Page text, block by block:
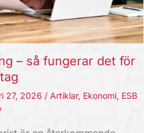
– så fungerar det för
27, 2026 / Artiklar, Ekonomi, ESB